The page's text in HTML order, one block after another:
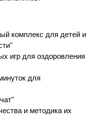
комплекс для детей и
игр для оздоровления
для
и методика их